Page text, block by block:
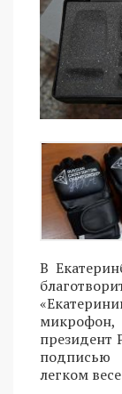
В
президент
подписью
легком